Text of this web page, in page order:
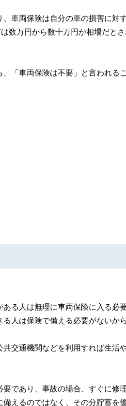
車両保険は自分の車の損害に対
数万円から数十万円が相場だとさ
「車両保険は不要」と言われる
る人は無理に車両保険に入る必
人は保険で備える必要がないから
交通機関などを利用すれば生活
であり、事故の場合、すぐに修
えるのではなく、その分貯蓄を